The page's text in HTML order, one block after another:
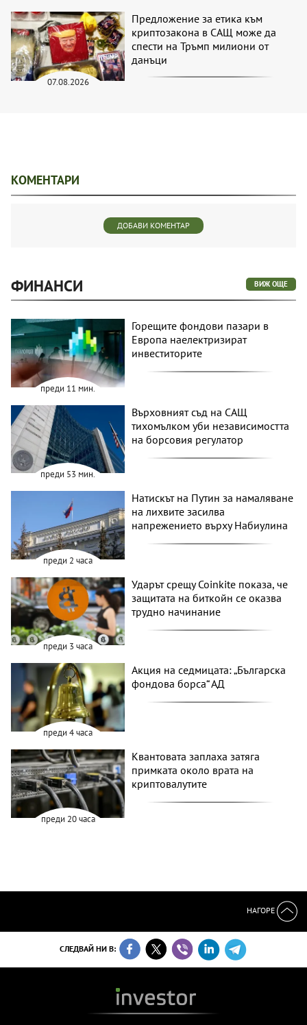
07.08.2026
Предложение за етика към
криптозакона в САЩ може да
спести на Тръмп милиони от
данъци
КОМЕНТАРИ
ДОБАВИ КОМЕНТАР
ФИНАНСИ ВИЖ ОЩЕ
преди 11 мин.
Горещите фондови пазари в
Европа наелектризират
инвеститорите
преди 53 мин.
Върховният съд на САЩ
тихомълком уби независимостта
на борсовия регулатор
преди 2 часа
Натискът на Путин за намаляване
на лихвите засилва
напрежението върху Набиулина
преди 3 часа
Ударът срещу Coinkite показа, че
защитата на биткойн се оказва
трудно начинание
преди 4 часа
Акция на седмицата: „Българска
фондова борса“ АД
преди 20 часа
Квантовата заплаха затяга
примката около врата на
криптовалутите
НАГОРЕ
СЛЕДВАЙ НИ В: